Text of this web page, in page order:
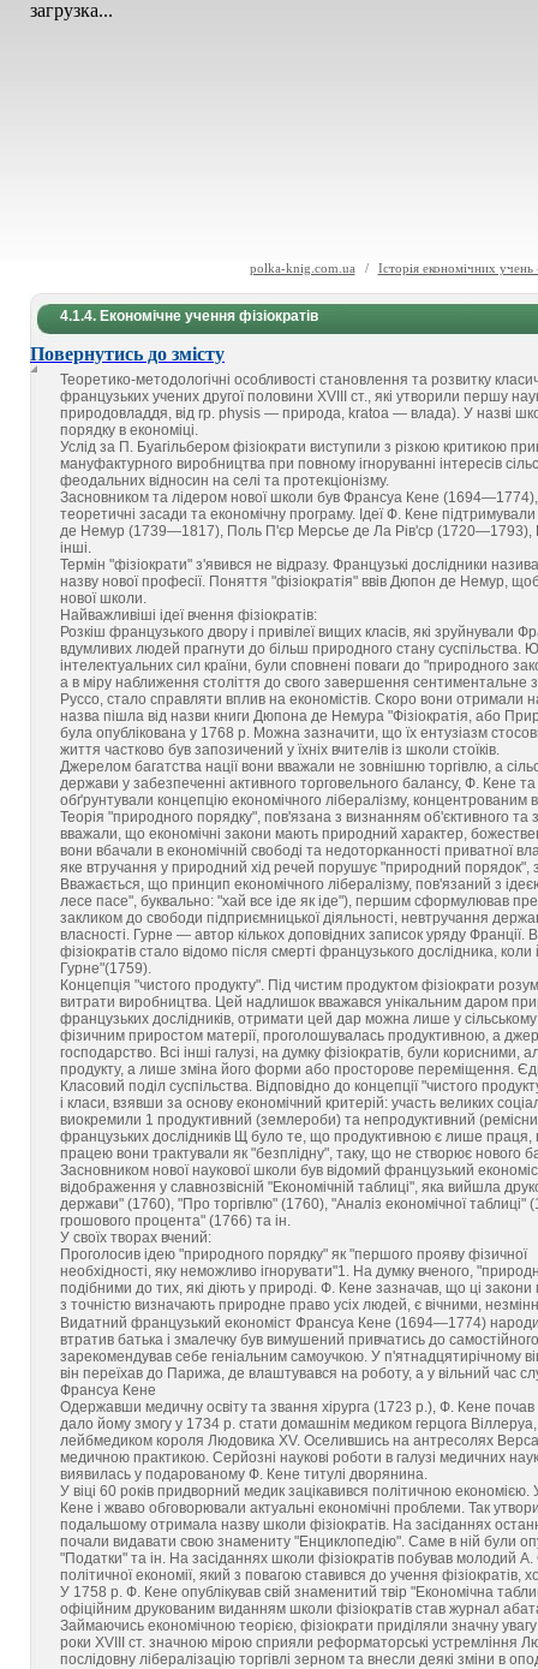
загрузка...
polka-knig.com.ua / Історія економічних учень
4.1.4. Економічне учення фізіократів
Повернутись до змісту
Теоретико-методологічні особливості становлення та розвитку
французьких учених другої половини XVIII ст., які утворили першу
природовладдя, від гр. physis — природа, kratoa — влада). У назві
порядку в економіці.
Услід за П. Буагільбером фізіократи виступили з різкою критикою
мануфактурного виробництва при повному ігноруванні інтересів
феодальних відносин на селі та протекціонізму.
Засновником та лідером нової школи був Франсуа Кене
теоретичні засади та економічну програму. Ідеї Ф. Кене
де Немур (1739—1817), Поль П'єр Мерсье де Ла Рів'ср
інші.
Термін "фізіократи" з'явився не відразу. Французькі дослідники
назву нової професії. Поняття "фізіократія" ввів Дюпон де Немур,
нової школи.
Найважливіші ідеї вчення фізіократів:
Розкіш французького двору і привілеї вищих класів, які зруйнували
вдумливих людей прагнути до більш природного стану
інтелектуальних сил країни, були сповнені поваги до "природного
а в міру наближення століття до свого завершення
Руссо, стало справляти вплив на економістів. Скоро вони отримали
назва пішла від назви книги Дюпона де Немура "Фізіократія, або
була опублікована у 1768 р. Можна зазначити, що їх ентузіазм
життя частково був запозичений у їхніх вчителів із школи стоїків.
Джерелом багатства нації вони вважали не зовнішню торгівлю, а
держави у забезпеченні активного торговельного балансу, Ф. Кене
обґрунтували концепцію економічного лібералізму,
Теорія "природного порядку", пов'язана з визнанням об'єктивного та
вважали, що економічні закони мають природний характер,
вони вбачали в економічній свободі та недоторканності приватної
яке втручання у природний хід речей порушує "природний порядок",
Вважається, що принцип економічного лібералізму, пов'язаний з
лесе пасе", буквально: "хай все іде як іде"), першим сформулював
закликом до свободи підприємницької діяльності, невтручання
власності. Гурне — автор кількох доповідних записок уряду Франції.
фізіократів стало відомо після смерті французького дослідника,
Гурне"(1759).
Концепція "чистого продукту". Під чистим продуктом фізіократи
витрати виробництва. Цей надлишок вважався унікальним даром
французьких дослідників, отримати цей дар можна лише у
фізичним приростом матерії, проголошувалась продуктивною, а
господарство. Всі інші галузі, на думку фізіократів, були
продукту, а лише зміна його форми або просторове переміщення.
Класовий поділ суспільства. Відповідно до концепції "чистого
і класи, взявши за основу економічний критерій: участь великих
виокремили 1 продуктивний (землероби) та непродуктивний
французьких дослідників Щ було те, що продуктивною є лише праця,
працею вони трактували як "безплідну", таку, що не створює нового
Засновником нової наукової школи був відомий французький
відображення у славнозвісній "Економічній таблиці", яка вийшла
держави" (1760), "Про торгівлю" (1760), "Аналіз економічної
грошового процента" (1766) та ін.
У своїх творах вчений:
Проголосив ідею "природного порядку" як "першого прояву фізичної
необхідності, яку неможливо ігнорувати"1. На думку вченого,
подібними до тих, які діють у природі. Ф. Кене зазначав, що ці
з точністю визначають природне право усіх людей, є вічними,
Видатний французький економіст Франсуа Кене (1694—1774)
втратив батька і змалечку був вимушений привчатись до
зарекомендував себе геніальним самоучкою. У п'ятнадцятирічному
він переїхав до Парижа, де влаштувався на роботу, а у вільний час
Франсуа Кене
Одержавши медичну освіту та звання хірурга (1723 р.), Ф. Кене
дало йому змогу у 1734 р. стати домашнім медиком герцога
лейбмедиком короля Людовика XV. Оселившись на антресолях
медичною практикою. Серйозні наукові роботи в галузі медичних
виявилась у подарованому Ф. Кене титулі дворянина.
У віці 60 років придворний медик зацікавився політичною
Кене і жваво обговорювали актуальні економічні проблеми. Так
подальшому отримала назву школи фізіократів. На засіданнях
почали видавати свою знамениту "Енциклопедію". Саме в ній були
"Податки" та ін. На засіданнях школи фізіократів побував молодий
політичної економії, який з повагою ставився до учення
У 1758 р. Ф. Кене опублікував свій знаменитий твір "Економічна
офіційним друкованим виданням школи фізіократів став журнал
Займаючись економічною теорією, фізіократи приділяли значну
роки XVIII ст. значною мірою сприяли реформаторські устремління
послідовну лібералізацію торгівлі зерном та внесли деякі зміни в